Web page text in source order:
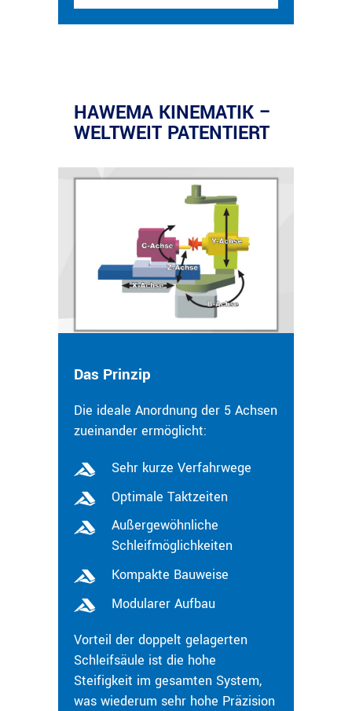
HAWEMA KINEMATIK –
WELTWEIT PATENTIERT
Das Prinzip
Die ideale Anordnung der 5 Achsen
zueinander ermöglicht:
Sehr kurze Verfahrwege
Optimale Taktzeiten
Außergewöhnliche
Schleifmöglichkeiten
Kompakte Bauweise
Modularer Aufbau
Vorteil der doppelt gelagerten
Schleifsäule ist die hohe
Steifigkeit im gesamten System,
was wiederum sehr hohe Präzision